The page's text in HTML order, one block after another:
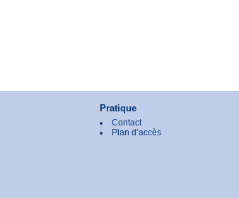
Pratique
Contact
Plan d’accès